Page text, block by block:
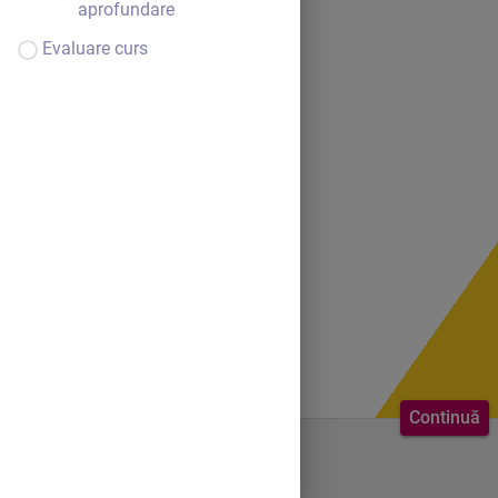
aprofundare
Evaluare curs
Continuă